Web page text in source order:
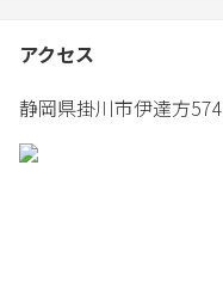
アクセス
静岡県掛川市伊達方574